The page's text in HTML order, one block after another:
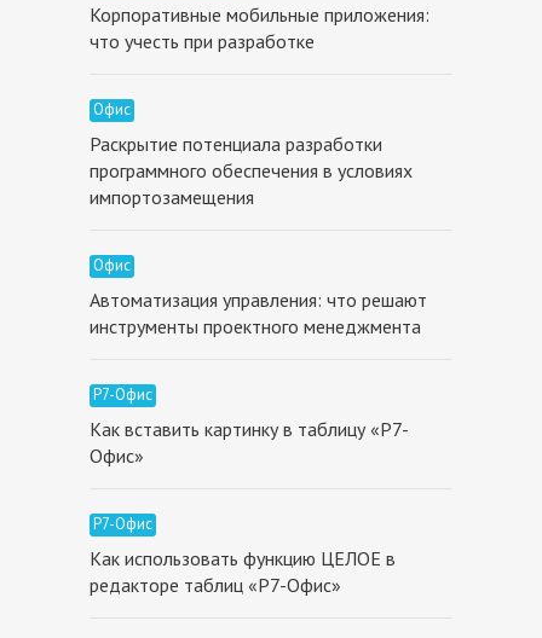
Корпоративные мобильные приложения:
что учесть при разработке
Офис
Раскрытие потенциала разработки
программного обеспечения в условиях
импортозамещения
Офис
Автоматизация управления: что решают
инструменты проектного менеджмента
Р7-Офис
Как вставить картинку в таблицу «Р7-
Офис»
Р7-Офис
Как использовать функцию ЦЕЛОЕ в
редакторе таблиц «Р7-Офис»